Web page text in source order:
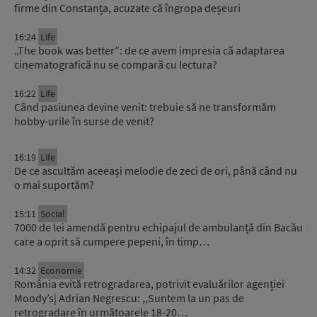
firme din Constanța, acuzate că îngropa deșeuri
16:24 Life
„The book was better”: de ce avem impresia că adaptarea
cinematografică nu se compară cu lectura?
16:22 Life
Când pasiunea devine venit: trebuie să ne transformăm
hobby-urile în surse de venit?
16:19 Life
De ce ascultăm aceeași melodie de zeci de ori, până când nu
o mai suportăm?
15:11 Social
7000 de lei amendă pentru echipajul de ambulanță din Bacău
care a oprit să cumpere pepeni, în timp…
14:32 Economie
România evită retrogradarea, potrivit evaluărilor agenției
Moody’s| Adrian Negrescu: ,,Suntem la un pas de
retrogradare în următoarele 18-20…